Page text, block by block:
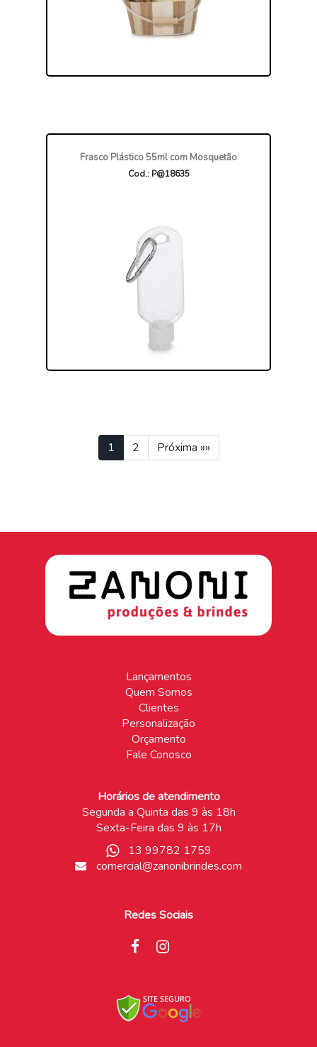
Frasco Plástico 55ml com Mosquetão
Cod.: P@18635
1 2 Próxima »»
Lançamentos
Quem Somos
Clientes
Personalização
Orçamento
Fale Conosco
Horários de atendimento
Segunda a Quinta das 9 às 18h
Sexta-Feira das 9 às 17h
13 99782 1759
comercial@zanonibrindes.com
Redes Sociais